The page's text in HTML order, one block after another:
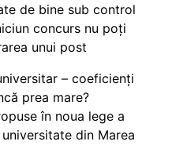
de bine sub control
concurs nu poți
unui post
– coeficienți
prea mare?
în noua lege a
din Marea